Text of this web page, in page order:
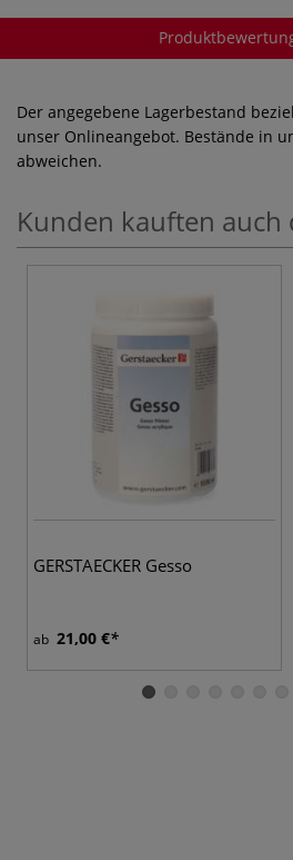
Der angegebene Lagerbestand
unser Onlineangebot. Bestände in
abweichen.
Kunden kauften auch
GERSTAECKER Gesso
ab 21,00 €